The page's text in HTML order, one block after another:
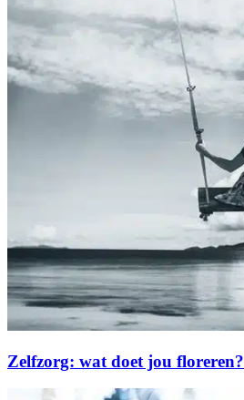
Zelfzorg: wat doet jou floreren?